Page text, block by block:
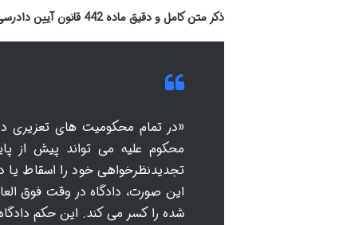
ذکر متن کامل و دقیق ماده 442 قانون آیین دادرسی کیفری
«در تمام محکومیت های تعزیری
محکوم علیه می تواند پیش از
تجدیدنظرخواهی خود را اسقاط
این صورت، دادگاه در وقت فوق
شده را کسر می کند. این حکم